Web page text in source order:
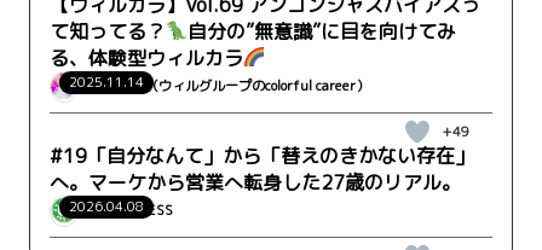
て知ってる？
自分の”無意識”に目を向けてみ
る、体験型ウィルカラ
2025.11.14
ウィルカラ（ウィルグループのcolorful career）
+49
#19「自分なんて」から「替えのきかない存在」
へ。マーケから営業へ転身した27歳のリアル。
2026.04.08
セイヤクPRESS